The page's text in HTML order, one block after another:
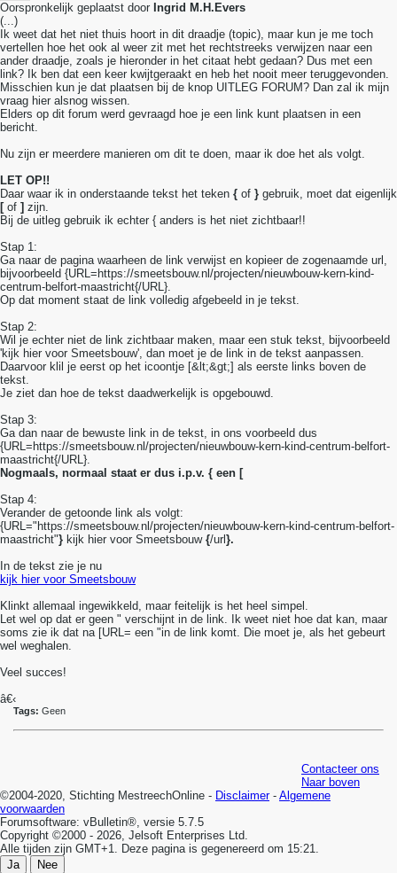
Oorspronkelijk geplaatst door Ingrid M.H.Evers
(...)
Ik weet dat het niet thuis hoort in dit draadje (topic), maar kun je me toch
vertellen hoe het ook al weer zit met het rechtstreeks verwijzen naar een
ander draadje, zoals je hieronder in het citaat hebt gedaan? Dus met een
link? Ik ben dat een keer kwijtgeraakt en heb het nooit meer teruggevonden.
Misschien kun je dat plaatsen bij de knop UITLEG FORUM? Dan zal ik mijn
vraag hier alsnog wissen.
Elders op dit forum werd gevraagd hoe je een link kunt plaatsen in een
bericht.
Nu zijn er meerdere manieren om dit te doen, maar ik doe het als volgt.
LET OP!!
Daar waar ik in onderstaande tekst het teken { of } gebruik, moet dat eigenlijk
[of ] zijn.
Bij de uitleg gebruik ik echter { anders is het niet zichtbaar!!
Stap 1:
Ga naar de pagina waarheen de link verwijst en kopieer de zogenaamde url,
bijvoorbeeld {URL=https://smeetsbouw.nl/projecten/nieuwbouw-kern-kind-
centrum-belfort-maastricht{/URL}.
Op dat moment staat de link volledig afgebeeld in je tekst.
Stap 2:
Wil je echter niet de link zichtbaar maken, maar een stuk tekst, bijvoorbeeld
'kijk hier voor Smeetsbouw', dan moet je de link in de tekst aanpassen.
Daarvoor klil je eerst op het icoontje [&lt;&gt;] als eerste links boven de
tekst.
Je ziet dan hoe de tekst daadwerkelijk is opgebouwd.
Stap 3:
Ga dan naar de bewuste link in de tekst, in ons voorbeeld dus
{URL=https://smeetsbouw.nl/projecten/nieuwbouw-kern-kind-centrum-belfort-
maastricht{/URL}.
Nogmaals, normaal staat er dus i.p.v. { een [
Stap 4:
Verander de getoonde link als volgt:
{URL="https://smeetsbouw.nl/projecten/nieuwbouw-kern-kind-centrum-belfort-
maastricht"} kijk hier voor Smeetsbouw {/url }.
In de tekst zie je nu
kijk hier voor Smeetsbouw
Klinkt allemaal ingewikkeld, maar feitelijk is het heel simpel.
Let wel op dat er geen " verschijnt in de link. Ik weet niet hoe dat kan, maar
soms zie ik dat na [URL= een "in de link komt. Die moet je, als het gebeurt
wel weghalen.
Veel succes!
â€‹
Tags: Geen
Contacteer ons
Naar boven
©2004-2020, Stichting MestreechOnline - Disclaimer- Algemene
voorwaarden
Forumsoftware: vBulletin®, versie 5.7.5
Copyright ©2000 - 2026, Jelsoft Enterprises Ltd.
Alle tijden zijn GMT+1. Deze pagina is gegenereerd om 15:21.
Ja
Nee